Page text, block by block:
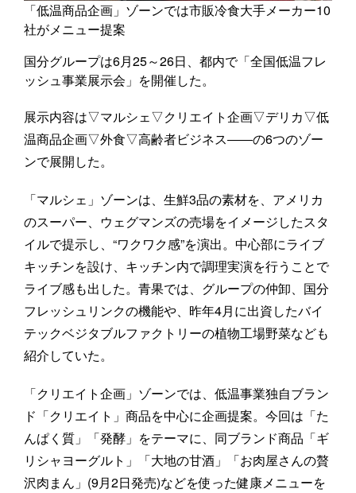
「低温商品企画」ゾーンでは市販冷食大手メーカー10
社がメニュー提案
国分グループは6月25～26日、都内で「全国低温フレ
ッシュ事業展示会」を開催した。
展示内容は▽マルシェ▽クリエイト企画▽デリカ▽低
温商品企画▽外食▽高齢者ビジネス――の6つのゾー
ンで展開した。
「マルシェ」ゾーンは、生鮮3品の素材を、アメリカ
のスーパー、ウェグマンズの売場をイメージしたスタ
イルで提示し、“ワクワク感”を演出。中心部にライブ
キッチンを設け、キッチン内で調理実演を行うことで
ライブ感も出した。青果では、グループの仲卸、国分
フレッシュリンクの機能や、昨年4月に出資したバイ
テックベジタブルファクトリーの植物工場野菜なども
紹介していた。
「クリエイト企画」ゾーンでは、低温事業独自ブラン
ド「クリエイト」商品を中心に企画提案。今回は「た
んぱく質」「発酵」をテーマに、同ブランド商品「ギ
リシャヨーグルト」「大地の甘酒」「お肉屋さんの贅
沢肉まん」(9月2日発売)などを使った健康メニューを